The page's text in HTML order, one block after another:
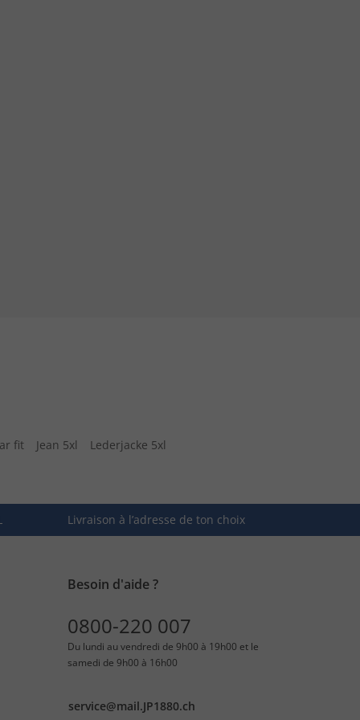
fit Jean 5xl
Lederjacke 5xl
Livraison à l’adresse de ton choix
Besoin d'aide ?
0800-220 007
Du lundi au vendredi de 9h00 à 19h00 et le
samedi de 9h00 à 16h00
service@mail.JP1880.ch